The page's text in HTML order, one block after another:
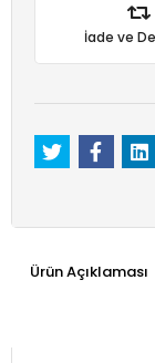
İade ve
Ürün Açıklaması